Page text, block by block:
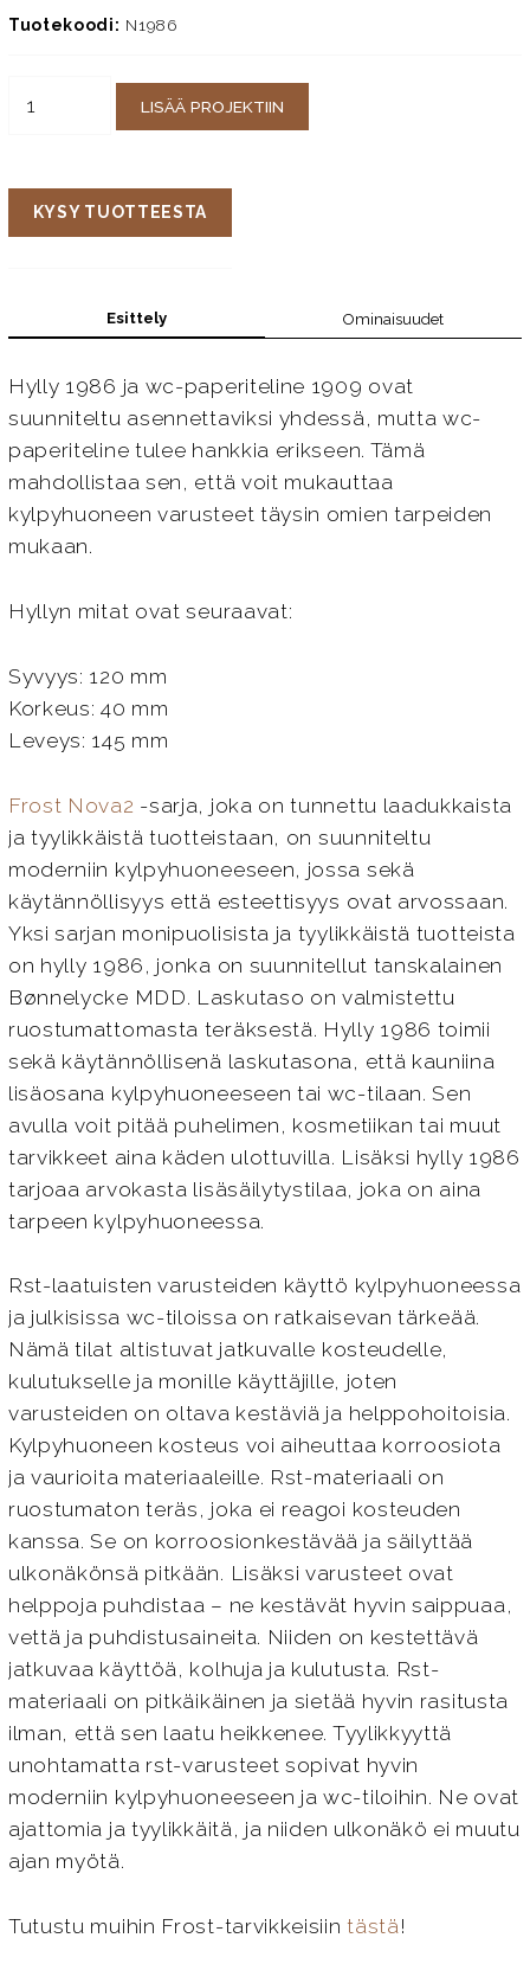
Tuotekoodi: N1986
LISÄÄ PROJEKTIIN
KYSY TUOTTEESTA
Esittely Ominaisuudet
Hylly 1986 ja wc-paperiteline 1909 ovat
suunniteltu asennettaviksi yhdessä, mutta wc-
paperiteline tulee hankkia erikseen. Tämä
mahdollistaa sen, että voit mukauttaa
kylpyhuoneen varusteet täysin omien tarpeiden
mukaan.
Hyllyn mitat ovat seuraavat:
Syvyys: 120 mm
Korkeus: 40 mm
Leveys: 145 mm
Frost Nova2 -sarja, joka on tunnettu laadukkaista
ja tyylikkäistä tuotteistaan, on suunniteltu
moderniin kylpyhuoneeseen, jossa sekä
käytännöllisyys että esteettisyys ovat arvossaan.
Yksi sarjan monipuolisista ja tyylikkäistä tuotteista
on hylly 1986, jonka on suunnitellut tanskalainen
Bønnelycke MDD. Laskutaso on valmistettu
ruostumattomasta teräksestä. Hylly 1986 toimii
sekä käytännöllisenä laskutasona, että kauniina
lisäosana kylpyhuoneeseen tai wc-tilaan. Sen
avulla voit pitää puhelimen, kosmetiikan tai muut
tarvikkeet aina käden ulottuvilla. Lisäksi hylly 1986
tarjoaa arvokasta lisäsäilytystilaa, joka on aina
tarpeen kylpyhuoneessa.
Rst-laatuisten varusteiden käyttö kylpyhuoneessa
ja julkisissa wc-tiloissa on ratkaisevan tärkeää.
Nämä tilat altistuvat jatkuvalle kosteudelle,
kulutukselle ja monille käyttäjille, joten
varusteiden on oltava kestäviä ja helppohoitoisia.
Kylpyhuoneen kosteus voi aiheuttaa korroosiota
ja vaurioita materiaaleille. Rst-materiaali on
ruostumaton teräs, joka ei reagoi kosteuden
kanssa. Se on korroosionkestävää ja säilyttää
ulkonäkönsä pitkään. Lisäksi varusteet ovat
helppoja puhdistaa – ne kestävät hyvin saippuaa,
vettä ja puhdistusaineita. Niiden on kestettävä
jatkuvaa käyttöä, kolhuja ja kulutusta. Rst-
materiaali on pitkäikäinen ja sietää hyvin rasitusta
ilman, että sen laatu heikkenee. Tyylikkyyttä
unohtamatta rst-varusteet sopivat hyvin
moderniin kylpyhuoneeseen ja wc-tiloihin. Ne ovat
ajattomia ja tyylikkäitä, ja niiden ulkonäkö ei muutu
ajan myötä.
Tutustu muihin Frost-tarvikkeisiintästä!